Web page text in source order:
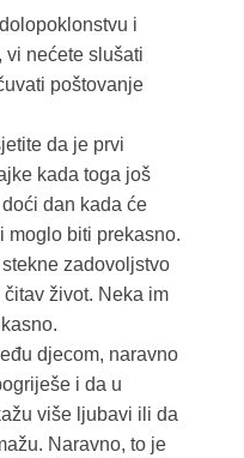
i
vi nećete slušati
poštovanje
da je prvi
kada toga još
dan kada će
moglo biti prekasno.
zadovoljstvo
život. Neka im
djecom, naravno
i da u
više ljubavi ili da
Naravno, to je